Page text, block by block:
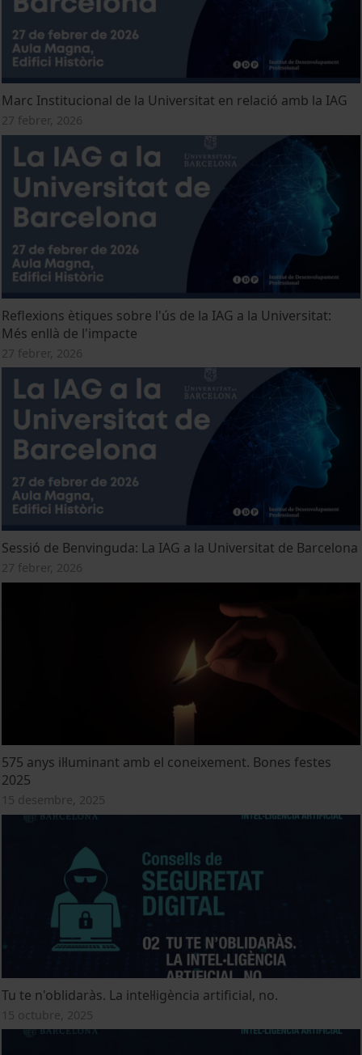
Marc Institucional de la Universitat en relació amb la IAG
27 febrer, 2026
Reflexions ètiques sobre l'ús de la IAG a la Universitat:
Més enllà de l'impacte
27 febrer, 2026
Sessió de Benvinguda: La IAG a la Universitat de Barcelona
27 febrer, 2026
575 anys il·luminant amb el coneixement. Bones festes
2025
15 desembre, 2025
Tu te n'oblidaràs. La intel·ligència artificial, no.
15 octubre, 2025